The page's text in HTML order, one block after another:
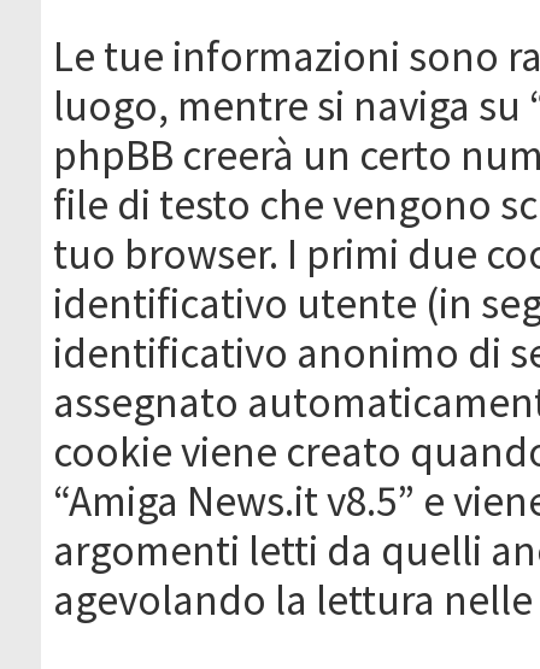
Le tue informazioni sono
luogo, mentre si naviga su
phpBB creerà un certo
file di testo che vengono
tuo browser. I primi due
identificativo utente (in
identificativo anonimo di
assegnato
cookie viene creato
“Amiga News.it v8.5” e
argomenti letti da quelli
agevolando la lettura